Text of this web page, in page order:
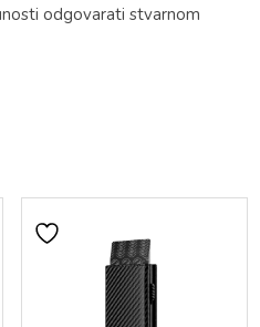
odgovarati stvarnom